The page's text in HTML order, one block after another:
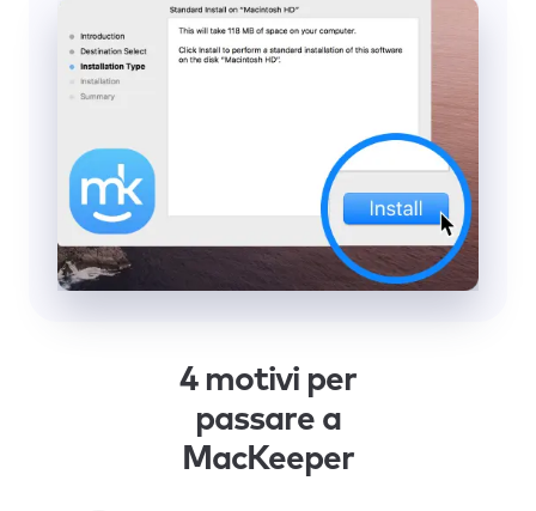
4 motivi per
passare a
MacKeeper